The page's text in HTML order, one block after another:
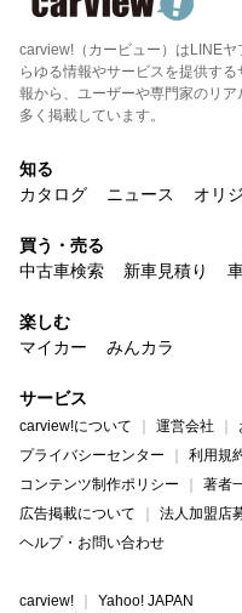
carview!（カービュー）はLINE
らゆる情報やサービスを提供す
報から、ユーザーや専門家のリ
多く掲載しています。
知る
カタログ
ニュース オリ
買う・売る
中古車検索
新車見積り
楽しむ
マイカー
みんカラ
サービス
carview!について 運営会社
プライバシーセンター
利用規
コンテンツ制作ポリシー
著者
広告掲載について
法人加盟店
ヘルプ・お問い合わせ
carview! Yahoo! JAPAN